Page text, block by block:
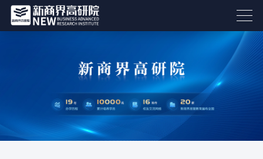
18853186800